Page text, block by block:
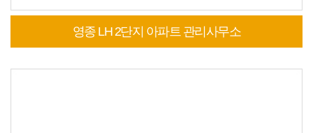
영종 LH 2단지 아파트 관리사무소